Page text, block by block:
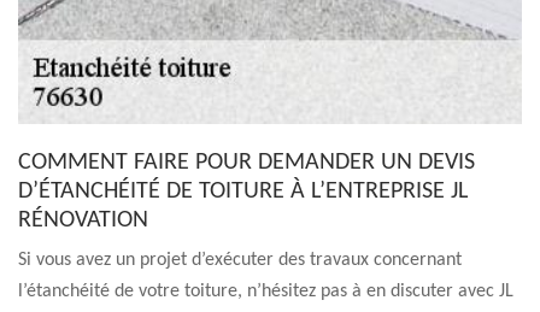
COMMENT FAIRE POUR DEMANDER UN DEVIS
D’ÉTANCHÉITÉ DE TOITURE À L’ENTREPRISE JL
RÉNOVATION
Si vous avez un projet d’exécuter des travaux concernant
l’étanchéité de votre toiture, n’hésitez pas à en discuter avec JL